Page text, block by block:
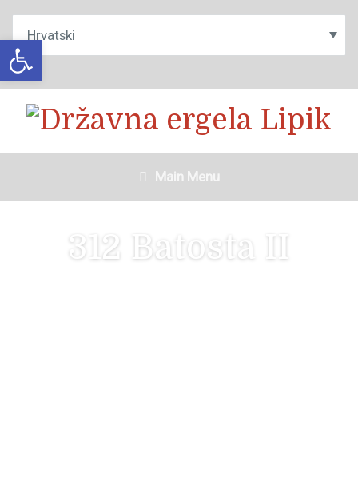
Main Menu
312 Batosta II
Open toolbar